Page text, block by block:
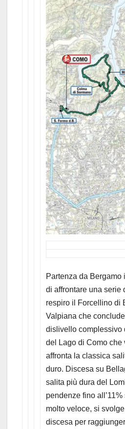
Partenza da
di affrontare una serie
respiro il Forcellino di
Valpiana che
dislivello complessivo
del Lago di Como che
affronta la classica
duro. Discesa su
salita più dura del
pendenze fino
molto veloce, si
discesa per